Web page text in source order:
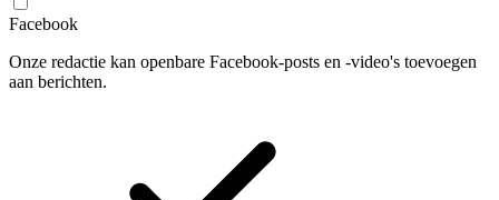
Facebook
Onze redactie kan openbare Facebook-posts en -video's toevoegen
aan berichten.